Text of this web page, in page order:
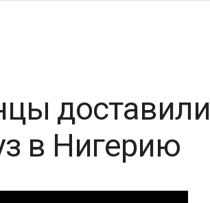
доставили
в Нигерию